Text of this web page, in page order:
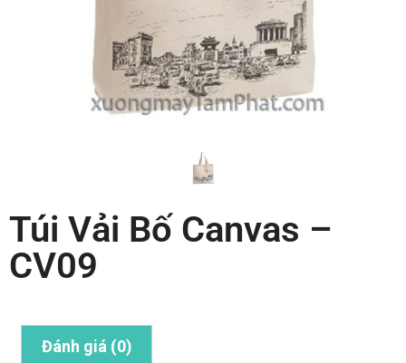
Túi Vải Bố Canvas –
CV09
Đánh giá (0)